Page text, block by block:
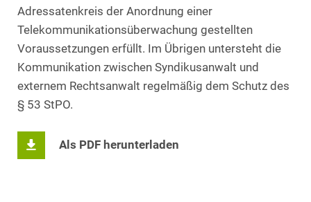
Adressatenkreis der Anordnung einer
Telekommunikationsüberwachung gestellten
Voraussetzungen erfüllt. Im Übrigen untersteht die
Kommunikation zwischen Syndikusanwalt und
externem Rechtsanwalt regelmäßig dem Schutz des
§ 53 StPO.
Als PDF herunterladen